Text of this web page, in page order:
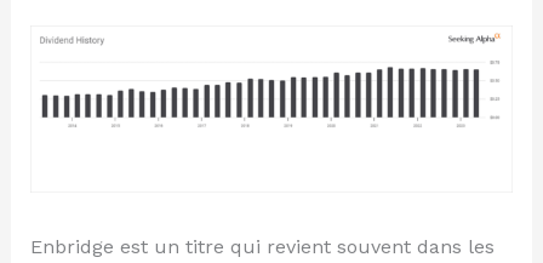
Enbridge est un titre qui revient souvent dans les